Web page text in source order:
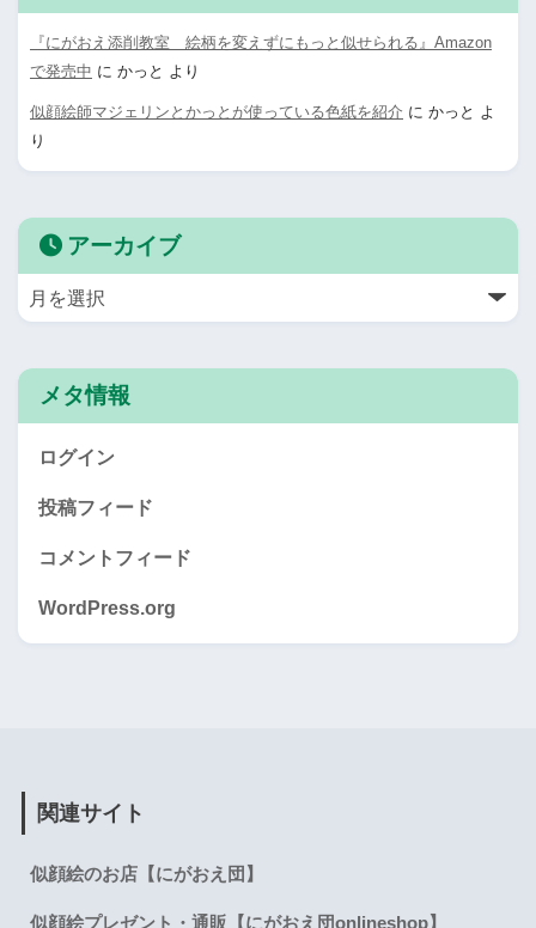
『にがおえ添削教室 絵柄を変えずにもっと似せられる』Amazon
で発売中 に かっと より
似顔絵師マジェリンとかっとが使っている色紙を紹介 に かっと よ
り
アーカイブ
メタ情報
ログイン
投稿フィード
コメントフィード
WordPress.org
関連サイト
似顔絵のお店【にがおえ団】
似顔絵プレゼント・通販【にがおえ団onlineshop】